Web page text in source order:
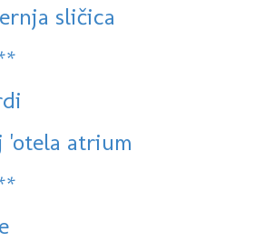
sličica
'otela atrium